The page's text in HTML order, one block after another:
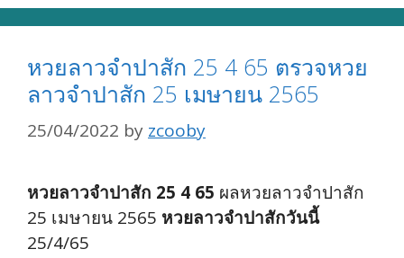
หวยลาวจำปาสัก 25 4 65 ตรวจหวย
ลาวจำปาสัก 25 เมษายน 2565
25/04/2022 by zcooby
หวยลาวจำปาสัก 25 4 65 ผลหวยลาวจำปาสัก
25 เมษายน 2565 หวยลาวจำปาสักวันนี้
25/4/65